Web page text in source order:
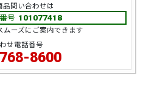
品問い合わせは
号 101077418
ムーズにご案内できます
せ電話番号
8600